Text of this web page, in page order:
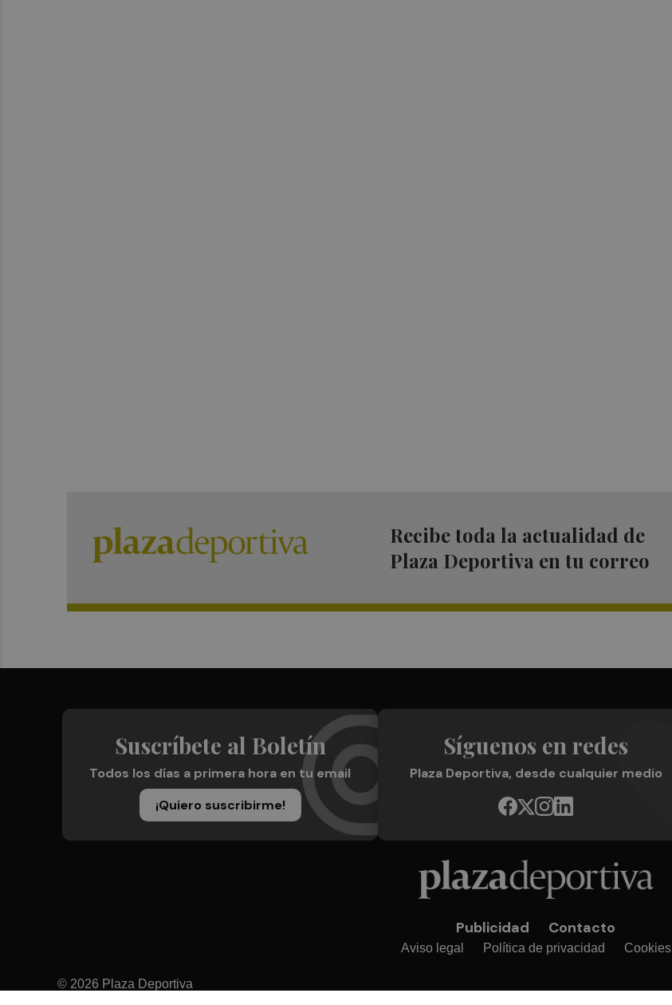
Recibe toda la actualidad de
Plaza Deportiva en tu correo
Suscríbete al Boletín
Todos los días a primera hora en tu email
¡Quiero suscribirme!
Síguenos en redes
Plaza Deportiva, desde cualquier medio
Publicidad Contacto
Aviso legal Política de privacidad Cookies
© 2026 Plaza Deportiva